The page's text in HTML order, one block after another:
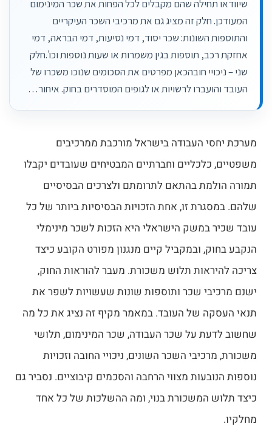
שיוודאו תחילה שהם מקבלים לכל הפחות את שכר המינימום
המעודכן. חלק זה מציג גם את מרכיבי השכר העיקריים
והתוספות השונות: שכר יסוד, דמי נסיעות, דמי הבראה, דמי
אחזקת רכב, תוספות בגין משמרות או שעות נוספות וכו'.חלק
שני – ניכויי חובהכאן מפרטים את הסכומים שנוכו משכרו של
העובד והועברו לרשויות או לגופים המוסדרים בחוק. איחור…
מערכת יחסי העבודה בישראל מורכבת ממרכיבים
משפטיים, כלכליים וחברתיים המבטיחים שעובדים יקבלו
תמורה הולמת בהתאם לתרומתם ולצרכים הבסיסיים
שלהם. במסגרת זו, אחת הזכויות הבסיסיות ביותר של כל
עובד שכיר במשק הישראלי היא הזכות לשכר מינימלי
הנקבע בחוק, ובמקביל קיים מנגנון מפורט הקובע כיצד
צריכה להיראות תלוש משכורת. מעבר להוראות החוק,
ישנם מרכיבי שכר ותוספות שונות שעשויות לשפר את
תנאי העסקה של העובד. במאמר מקיף זה נציג את כל מה
שחשוב לדעת על שכר העבודה, שכר המינימום, תלושי
משכורת, מרכיבי השכר השונים, ניכויי החובה וזכויות
נוספות הנובעות מצווי הרחבה והסכמים קיבוציים. נסביר גם
כיצד תלוש המשכורת בנוי, ומה ההשלכות של כל אחד
מחלקיו.